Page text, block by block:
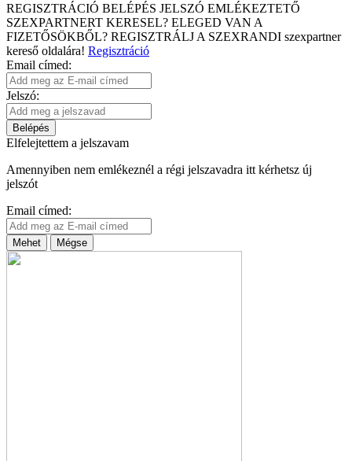
REGISZTRÁCIÓ BELÉPÉS JELSZÓ EMLÉKEZTETŐ
SZEXPARTNERT KERESEL? ELEGED VAN A
FIZETŐSÖKBŐL? REGISZTRÁLJ A SZEXRANDI szexpartner
kereső oldalára! Regisztráció
Email címed:
Jelszó:
Belépés
Elfelejtettem a jelszavam
Amennyiben nem emlékeznél a régi jelszavadra itt kérhetsz új
jelszót
Email címed:
Mehet Mégse